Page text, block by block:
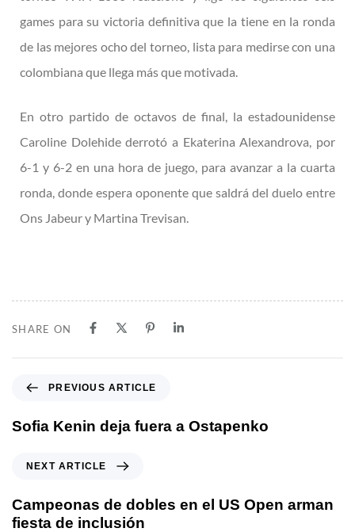
games para su victoria definitiva que la tiene en la ronda
de las mejores ocho del torneo, lista para medirse con una
colombiana que llega más que motivada.
En otro partido de octavos de final, la estadounidense
Caroline Dolehide derrotó a Ekaterina Alexandrova, por
6-1 y 6-2 en una hora de juego, para avanzar a la cuarta
ronda, donde espera oponente que saldrá del duelo entre
Ons Jabeur y Martina Trevisan.
SHARE ON
PREVIOUS ARTICLE
Sofia Kenin deja fuera a Ostapenko
NEXT ARTICLE
Campeonas de dobles en el US Open arman
fiesta de inclusión